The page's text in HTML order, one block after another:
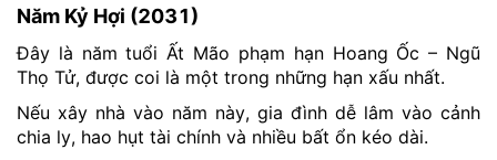
Năm Kỷ Hợi (2031)
Đây là năm tuổi Ất Mão phạm hạn Hoang Ốc – Ngũ
Thọ Tử, được coi là một trong những hạn xấu nhất.
Nếu xây nhà vào năm này, gia đình dễ lâm vào cảnh
chia ly, hao hụt tài chính và nhiều bất ổn kéo dài.